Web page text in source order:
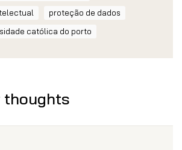
proteção de dados
católica do porto
thoughts